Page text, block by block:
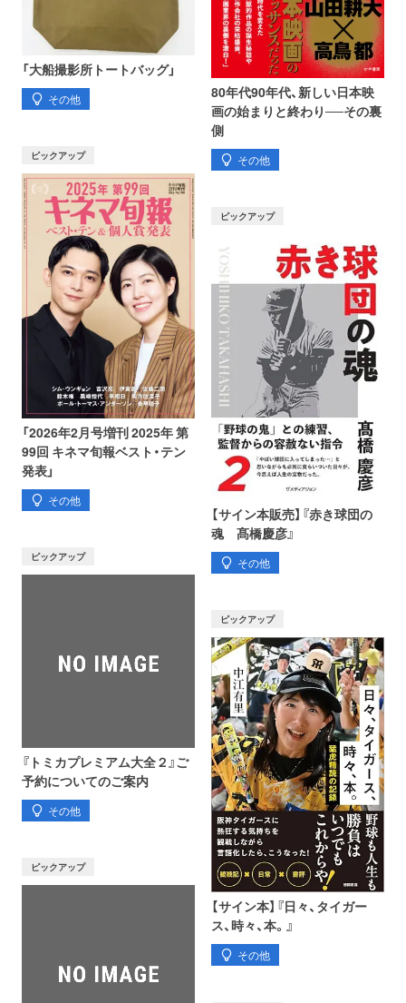
「大船撮影所トートバッグ」
その他
80年代90年代、新しい日本映
画の始まりと終わり──その裏
側
その他
ピックアップ
「2026年2月号増刊 2025年 第
99回 キネマ旬報ベスト・テン
発表」
その他
ピックアップ
【サイン本販売】『赤き球団の
魂 髙橋慶彦』
その他
ピックアップ
『トミカプレミアム大全２』ご
予約についてのご案内
その他
ピックアップ
【サイン本】『日々、タイガー
ス、時々、本。』
その他
ピックアップ